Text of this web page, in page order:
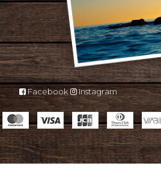
Facebook Instagram